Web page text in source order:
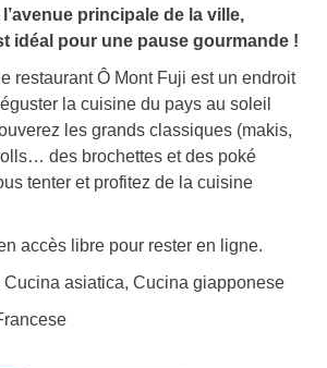
principale de la ville,
idéal pour une pause gourmande !
restaurant Ô Mont Fuji est un endroit
la cuisine du pays au soleil
les grands classiques (makis,
des brochettes et des poké
tenter et profitez de la cuisine
accès libre pour rester en ligne.
Cucina asiatica, Cucina giapponese